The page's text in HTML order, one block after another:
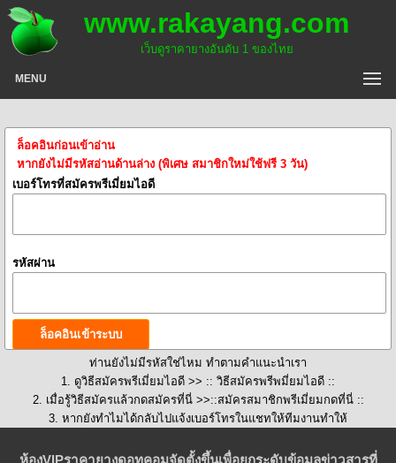
www.rakayang.com
เว็บดูราคายางอันดับ 1 ของไทย
MENU
ล็อคอินก่อนเข้าอ่าน
หากยังไม่มีรหัสอ่านด้านล่าง (พิเศษ สมาชิกใหม่ใช้ฟรี 3 วัน)
เบอร์โทรที่สมัครพรีเมี่ยมไอดี
รหัสผ่าน
ท่านยังไม่มีรหัสใช่ไหม ทำตามคำแนะนำเรา
1. ดูวิธีสมัครพรีเมี่ยมไอดี >> :: วิธีสมัครพรีพมี่ยมไอดี ::
2. เมื่อรู้วิธีสมัครแล้วกดสมัครที่นี่ >>::สมัครสมาชิกพรีเมี่ยมกดที่นี่ ::
3. หากยังทำไมได้กลับไปแจ้งเบอร์โทรในแชทให้ทีมงานทำให้
ห้องVIPราคายางดอทคอมจัดตั้งขึ้นเพื่อยกระดับข้อมูลข่าวสารที่